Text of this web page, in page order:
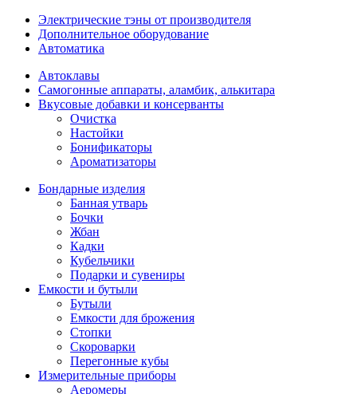
Электрические тэны от производителя
Дополнительное оборудование
Автоматика
Автоклавы
Самогонные аппараты, аламбик, алькитара
Вкусовые добавки и консерванты
Очистка
Настойки
Бонификаторы
Ароматизаторы
Бондарные изделия
Банная утварь
Бочки
Жбан
Кадки
Кубельчики
Подарки и сувениры
Емкости и бутыли
Бутыли
Емкости для брожения
Стопки
Скороварки
Перегонные кубы
Измерительные приборы
Аеромеры